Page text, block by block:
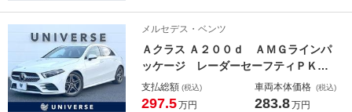
トアクセス ＥＴＣ 禁煙車
メルセデス・ベンツ
Ａクラス Ａ２００ｄ ＡＭＧラインパ
ッケージ レーダーセーフティＰＫ
Ｇ ディストロニックプラス 純正ナ
ビ フルセグ リアビューカメラ シ
支払総額 (税込)
297.5万円
車両本体価格 (税込)
283.8万円